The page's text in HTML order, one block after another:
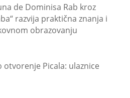
de Dominisa Rab kroz
razvija praktična znanja i
obrazovanju
otvorenje Picala: ulaznice